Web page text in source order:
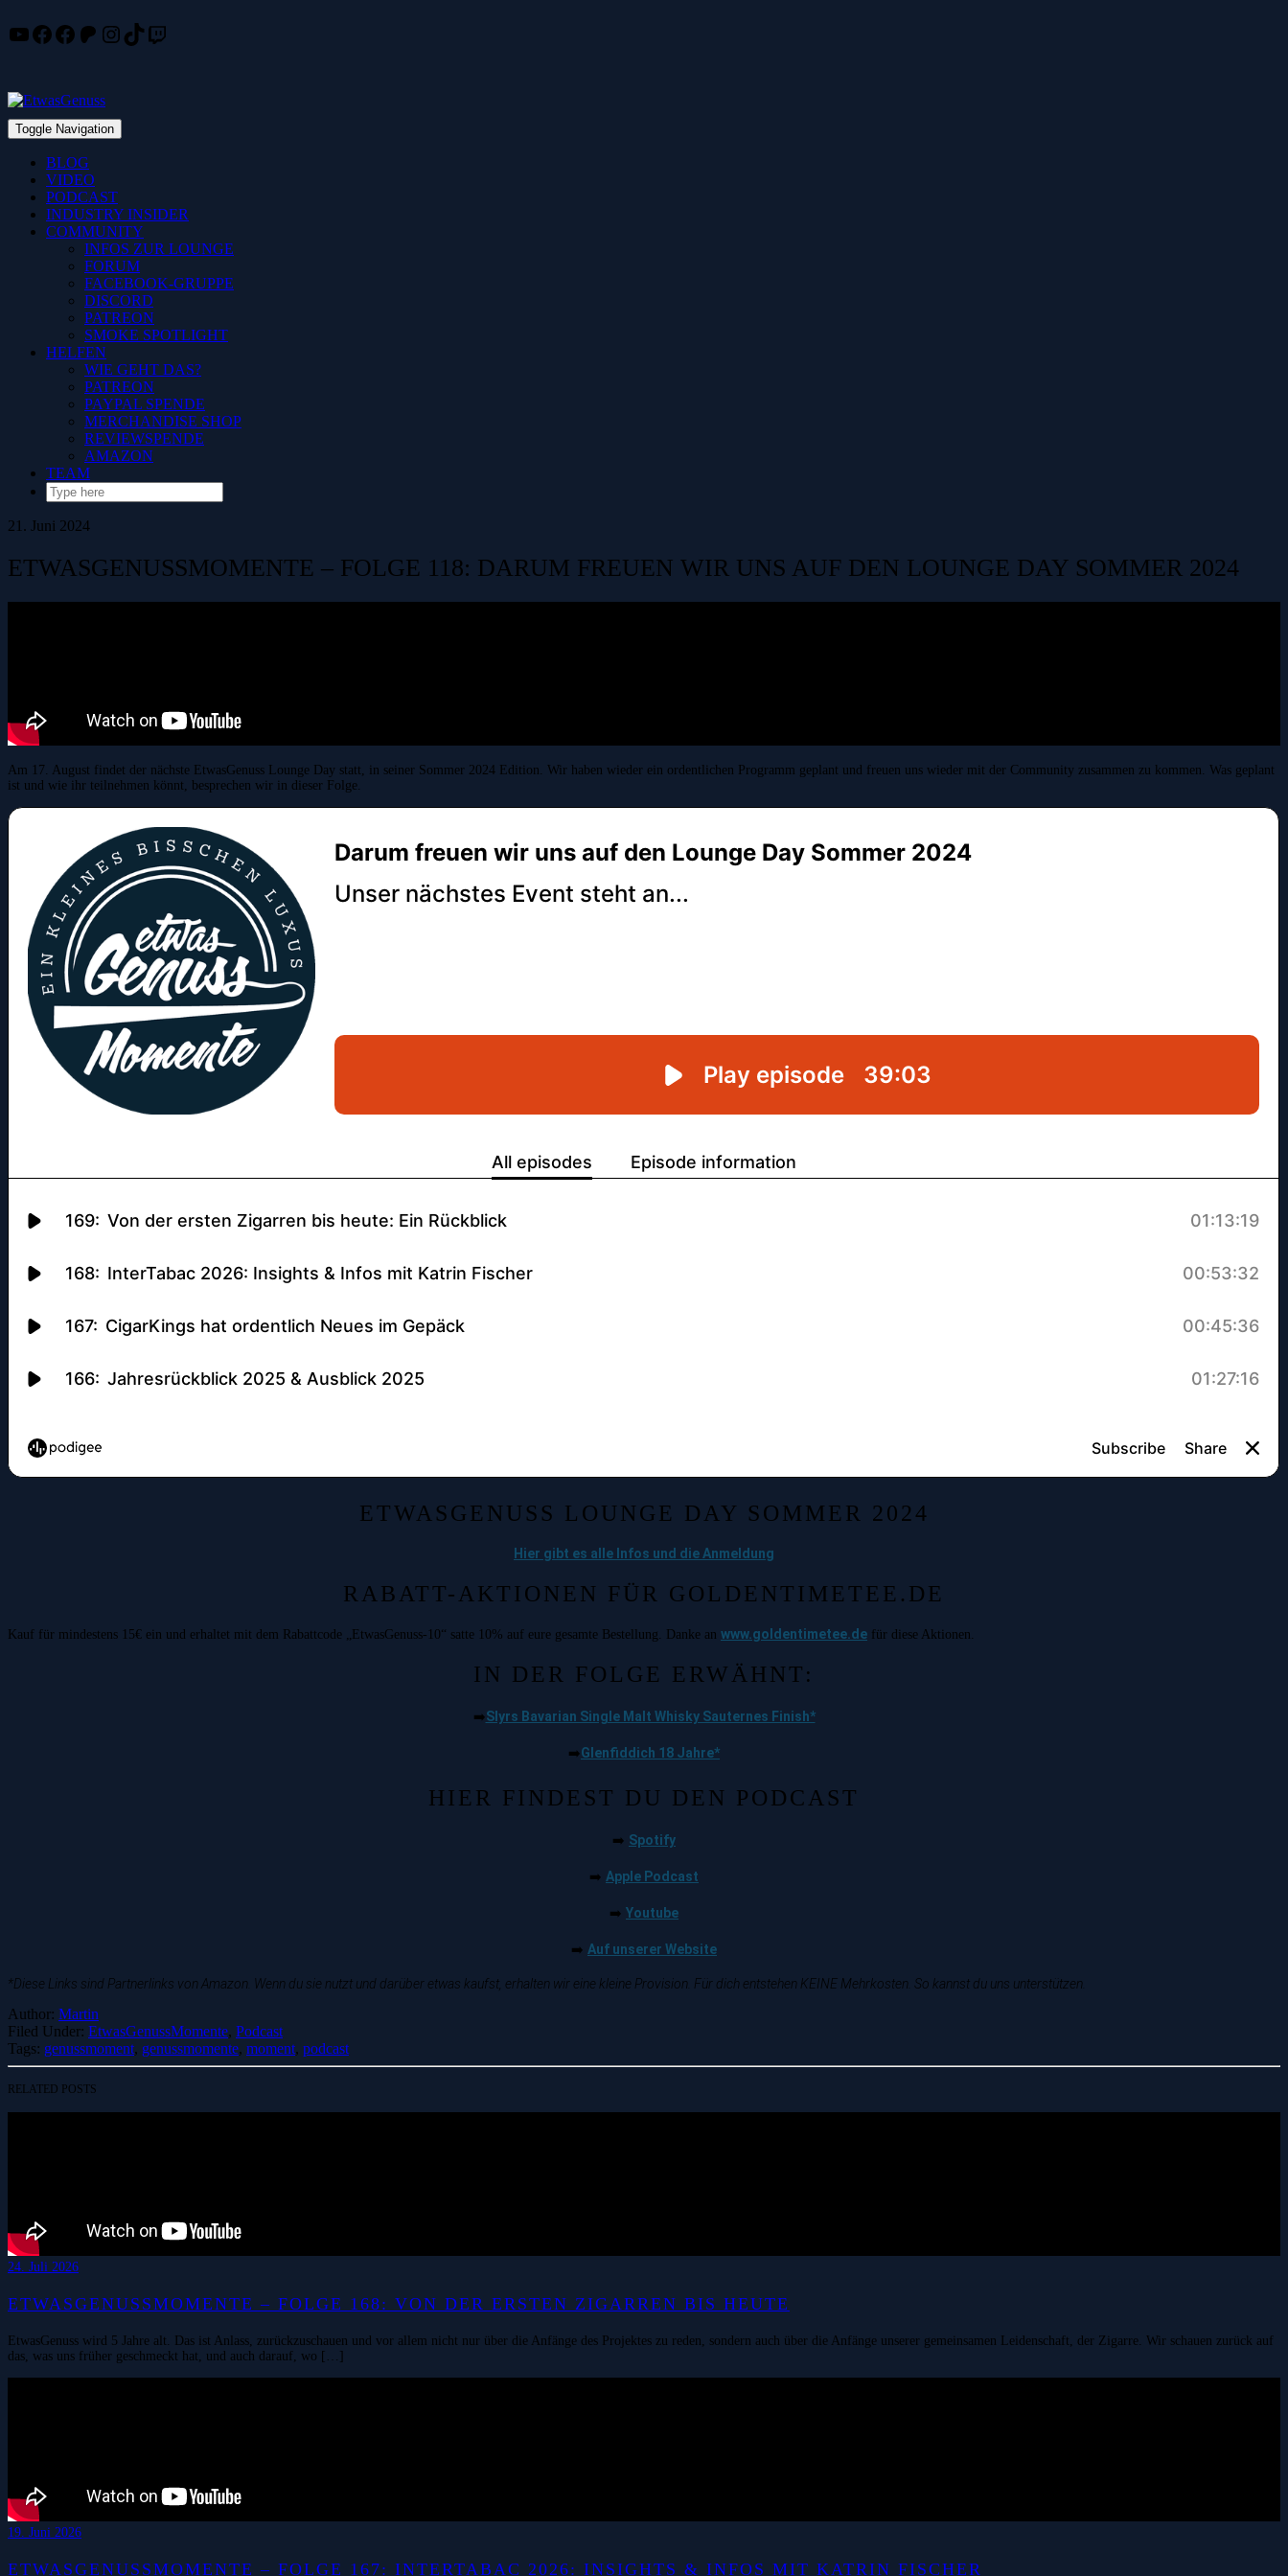
Skip
YouTube
Facebook
Facebook
Patreon
Instagram
TikTok
Twitch
Toggle Navigation
BLOG
VIDEO
PODCAST
INDUSTRY INSIDER
COMMUNITY
INFOS ZUR LOUNGE
FORUM
FACEBOOK-GRUPPE
DISCORD
PATREON
SMOKE SPOTLIGHT
HELFEN
WIE GEHT DAS?
PATREON
PAYPAL SPENDE
MERCHANDISE SHOP
REVIEWSPENDE
AMAZON
TEAM
21. Juni 2024
ETWASGENUSSMOMENTE – FOLGE 118: DARUM FREUEN WIR UNS AUF DEN LOUNGE DAY SOMMER 2024
Am 17. August findet der nächste EtwasGenuss Lounge Day statt, in seiner Sommer 2024 Edition. Wir haben wieder ein ordentlichen Programm geplant und freuen uns wieder mit der Community zusammen zu kommen. Was geplant
ist und wie ihr teilnehmen könnt, besprechen wir in dieser Folge.
ETWASGENUSS LOUNGE DAY SOMMER 2024
Hier gibt es alle Infos und die Anmeldung
RABATT-AKTIONEN FÜR GOLDENTIMETEE.DE
Kauf für mindestens 15€ ein und erhaltet mit dem Rabattcode „EtwasGenuss-10“ satte 10% auf eure gesamte Bestellung. Danke an www.goldentimetee.de für diese Aktionen.
IN DER FOLGE ERWÄHNT:
➡️Slyrs Bavarian Single Malt Whisky Sauternes Finish*
➡️Glenfiddich 18 Jahre*
HIER FINDEST DU DEN PODCAST
➡️ Spotify
➡️ Apple Podcast
➡️ Youtube
➡️ Auf unserer Website
*Diese Links sind Partnerlinks von Amazon. Wenn du sie nutzt und darüber etwas kaufst, erhalten wir eine kleine Provision. Für dich entstehen KEINE Mehrkosten. So kannst du uns unterstützen.
Author: Martin
Filed Under: EtwasGenussMomente, Podcast
Tags: genussmoment, genussmomente, moment, podcast
RELATED POSTS
24. Juli 2026
ETWASGENUSSMOMENTE – FOLGE 168: VON DER ERSTEN ZIGARREN BIS HEUTE
EtwasGenuss wird 5 Jahre alt. Das ist Anlass, zurückzuschauen und vor allem nicht nur über die Anfänge des Projektes zu reden, sondern auch über die Anfänge unserer gemeinsamen Leidenschaft, der Zigarre. Wir schauen zurück auf
das, was uns früher geschmeckt hat, und auch darauf, wo […]
19. Juni 2026
ETWASGENUSSMOMENTE – FOLGE 167: INTERTABAC 2026: INSIGHTS & INFOS MIT KATRIN FISCHER